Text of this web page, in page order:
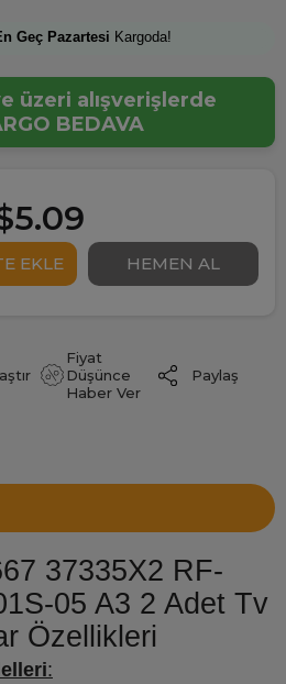
Geç Pazartesi Kargoda!
üzeri alışverişlerde
BEDAVA
Fiyat
Düşünce
Haber Ver
Paylaş
37335X2 RF-
05 A3 2 Adet Tv
Özellikleri
: